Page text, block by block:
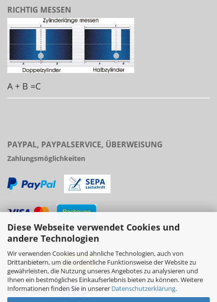
Diese Webseite verwendet Cookies und
andere Technologien
Wir verwenden Cookies und ähnliche Technologien, auch von
Drittanbietern, um die ordentliche Funktionsweise der Website zu
gewährleisten, die Nutzung unseres Angebotes zu analysieren und
Ihnen ein bestmögliches Einkaufserlebnis bieten zu können. Weitere
Informationen finden Sie in unserer Datenschutzerklärung.
RICHTIG MESSEN
A + B =C
PAYPAL, PAYPALSERVICE, ÜBERWEISUNG
Zahlungsmöglichkeiten
Versand